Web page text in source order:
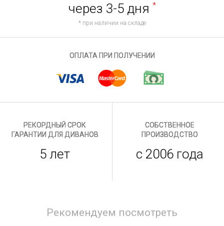
через 3-5 дня *
* при наличии на складе
ОПЛАТА ПРИ ПОЛУЧЕНИИ
РЕКОРДНЫЙ СРОК
ГАРАНТИИ ДЛЯ ДИВАНОВ
5 лет
СОБСТВЕННОЕ
ПРОИЗВОДСТВО
с 2006 года
Рекомендуем посмотреть